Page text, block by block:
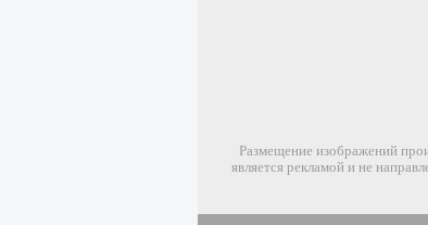
Размещение изображений
является рекламой и не